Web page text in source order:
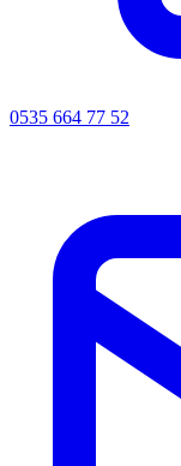
0535 664 77 52